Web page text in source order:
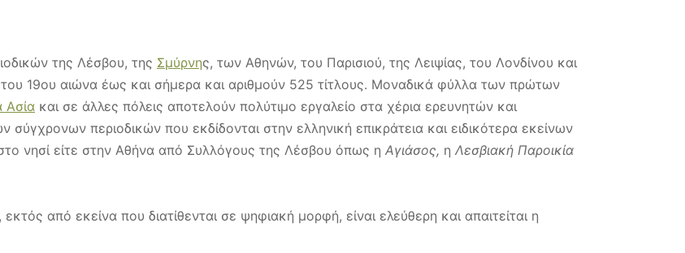
της Λέσβου, της Σμύρνης, των Αθηνών, του Παρισιού, της Λειψίας, του Λονδίνου και
19ου αιώνα έως και σήμερα και αριθμούν 525 τίτλους. Μοναδικά φύλλα των πρώτων
Ασία και σε άλλες πόλεις αποτελούν πολύτιμο εργαλείο στα χέρια ερευνητών και
σύγχρονων περιοδικών που εκδίδονται στην ελληνική επικράτεια και ειδικότερα εκείνων
νησί είτε στην Αθήνα από Συλλόγους της Λέσβου όπως η Αγιάσος, η Λεσβιακή Παροικία
από εκείνα που διατίθενται σε ψηφιακή μορφή, είναι ελεύθερη και απαιτείται η